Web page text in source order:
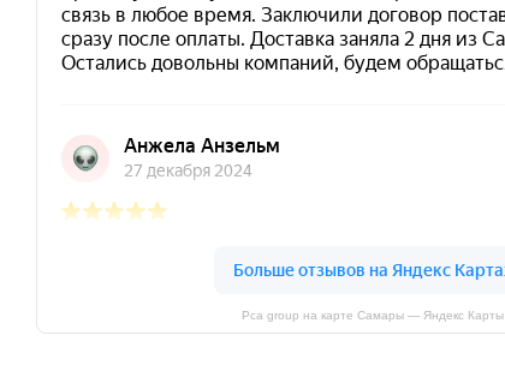
Pca group на карте Самары — Яндекс Карты